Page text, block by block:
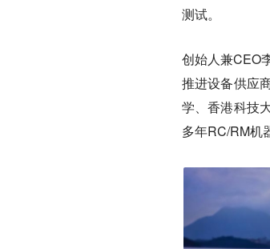
测试。
创始人兼CEO
推进设备供应
学、香港科技
多年RC/RM机